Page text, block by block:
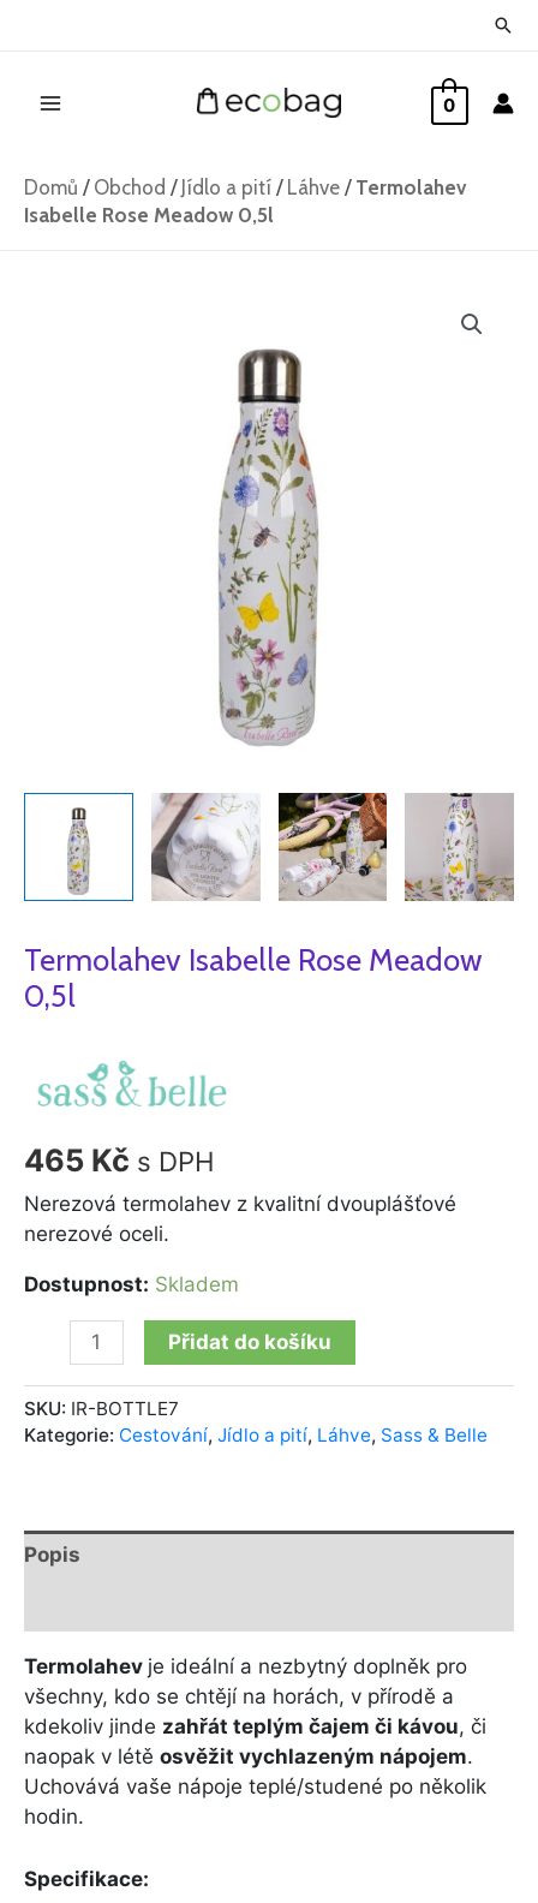
0
Domů / Obchod / Jídlo a pití / Láhve / Termolahev
Isabelle Rose Meadow 0,5l
Termolahev Isabelle Rose Meadow
0,5l
465 Kč s DPH
Nerezová termolahev z kvalitní dvouplášťové
nerezové oceli.
Dostupnost: Skladem
Přidat do košíku
SKU: IR-BOTTLE7
Kategorie: Cestování, Jídlo a pití, Láhve, Sass & Belle
Popis
Termolahev je ideální a nezbytný doplněk pro
všechny, kdo se chtějí na horách, v přírodě a
kdekoliv jinde zahřát teplým čajem či kávou, či
naopak v létě osvěžit vychlazeným nápojem.
Uchovává vaše nápoje teplé/studené po několik
hodin.
Specifikace: